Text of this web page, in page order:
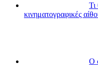
κινηματογραφικές
Ο